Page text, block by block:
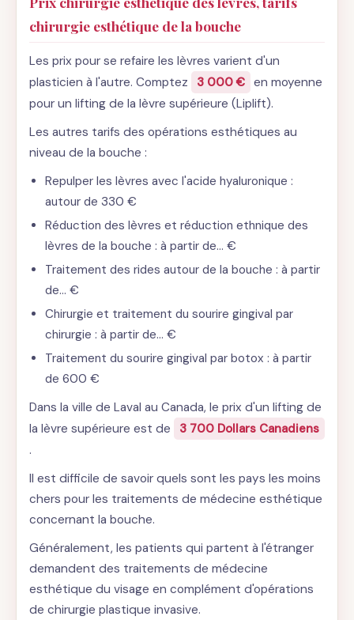
chirurgie esthétique de la bouche
Les prix pour se refaire les lèvres varient d'un
plasticien à l'autre. Comptez
3 000 € en moyenne
pour un lifting de la lèvre supérieure (Liplift).
Les autres tarifs des opérations esthétiques au
niveau de la bouche :
Repulper les lèvres avec l'acide hyaluronique :
autour de 330 €
Réduction des lèvres et réduction ethnique des
lèvres de la bouche : à partir de… €
Traitement des rides autour de la bouche : à partir
de… €
Chirurgie et traitement du sourire gingival par
chirurgie : à partir de… €
Traitement du sourire gingival par botox : à partir
de 600 €
Dans la ville de Laval au Canada, le prix d'un lifting de
la lèvre supérieure est de
3 700 Dollars Canadiens
.
Il est difficile de savoir quels sont les pays les moins
chers pour les traitements de médecine esthétique
concernant la bouche.
Généralement, les patients qui partent à l'étranger
demandent des traitements de médecine
esthétique du visage en complément d'opérations
de chirurgie plastique invasive.